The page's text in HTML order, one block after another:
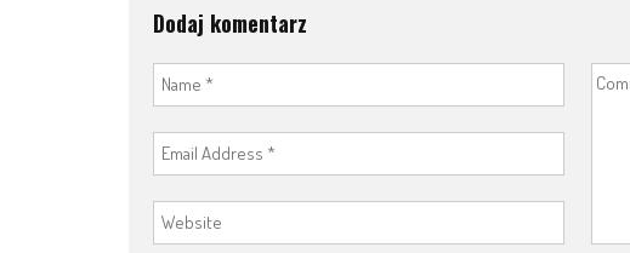
Dodaj komentarz